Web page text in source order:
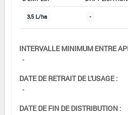
3,5 L/ha -
INTERVALLE MINIMUM ENTRE
-
DATE DE RETRAIT DE L'USAGE :
-
DATE DE FIN DE DISTRIBUTION :